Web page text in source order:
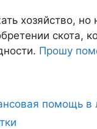
хозяйство, но
скота,
Прошу
помощь в